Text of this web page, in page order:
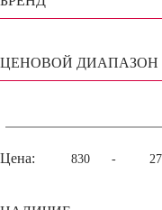
ЦЕНОВОЙ ДИАПАЗОН
Цена: -